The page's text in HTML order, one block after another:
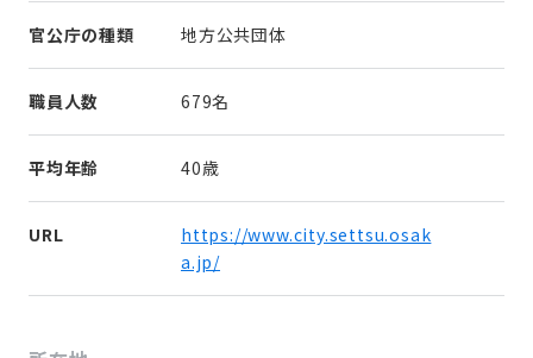
官公庁の種類 地方公共団体
職員人数 679名
平均年齢 40歳
URL
https://www.city.settsu.osak
a.jp/